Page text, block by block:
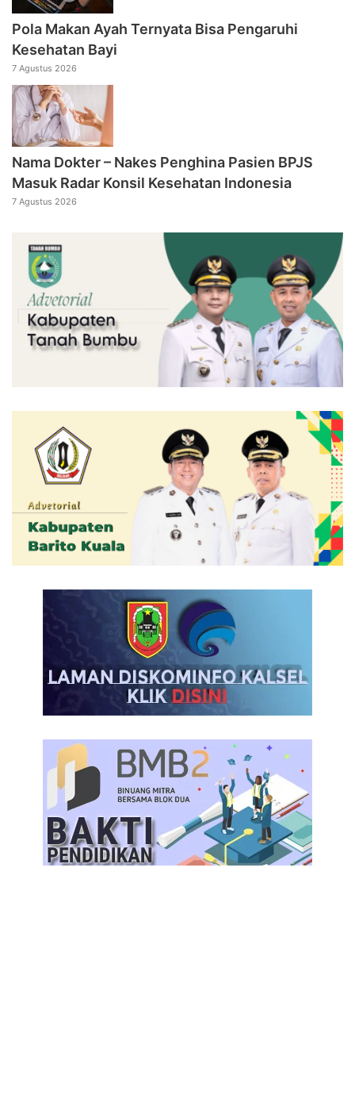
Pola Makan Ayah Ternyata Bisa Pengaruhi
Kesehatan Bayi
7 Agustus 2026
Nama Dokter – Nakes Penghina Pasien BPJS
Masuk Radar Konsil Kesehatan Indonesia
7 Agustus 2026